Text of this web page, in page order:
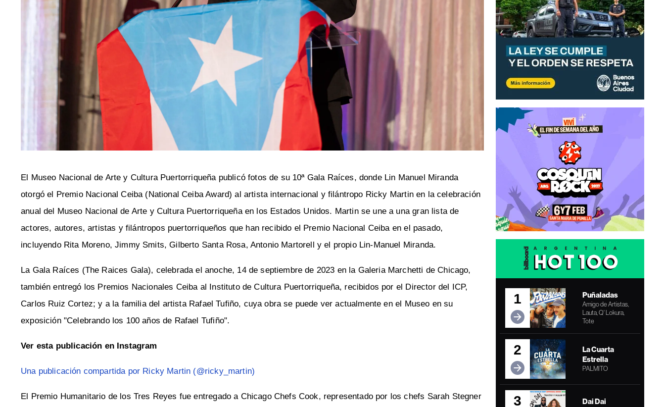
El Museo Nacional de Arte y Cultura Puertorriqueña publicó fotos de su 10ª Gala Raíces, donde Lin Manuel Miranda
otorgó el Premio Nacional Ceiba (National Ceiba Award) al artista internacional y filántropo Ricky Martin en la celebración
anual del Museo Nacional de Arte y Cultura Puertorriqueña en los Estados Unidos. Martin se une a una gran lista de
actores, autores, artistas y filántropos puertorriqueños que han recibido el Premio Nacional Ceiba en el pasado,
incluyendo Rita Moreno, Jimmy Smits, Gilberto Santa Rosa, Antonio Martorell y el propio Lin-Manuel Miranda.
La Gala Raíces (The Raices Gala), celebrada el anoche, 14 de septiembre de 2023 en la Galeria Marchetti de Chicago,
también entregó los Premios Nacionales Ceiba al Instituto de Cultura Puertorriqueña, recibidos por el Director del ICP,
Carlos Ruiz Cortez; y a la familia del artista Rafael Tufiño, cuya obra se puede ver actualmente en el Museo en su
exposición "Celebrando los 100 años de Rafael Tufiño".
Ver esta publicación en Instagram
Una publicación compartida por Ricky Martin (@ricky_martin)
El Premio Humanitario de los Tres Reyes fue entregado a Chicago Chefs Cook, representado por los chefs Sarah Stegner
1 Puñaladas
Amigo de Artistas,
Lauta, Q' Lokura,
Tote
2
La Cuarta
Estrella
PALMITO
3 Dai Dai